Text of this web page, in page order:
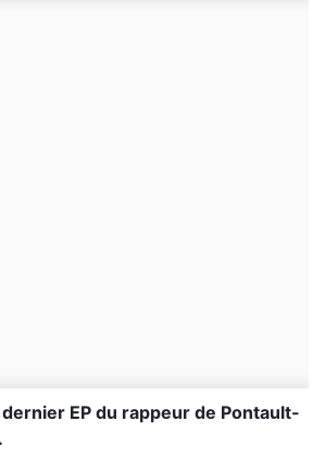
EP du rappeur de Pontault-